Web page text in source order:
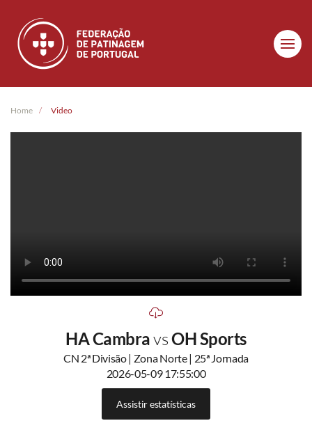
Skip to main content
Home Video
HA CambravsOH Sports
CN 2ª Divisão | Zona Norte | 25ª Jornada
2026-05-09 17:55:00
Assistir estatísticas